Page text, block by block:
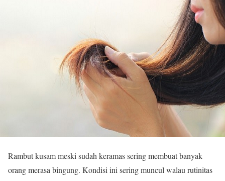
Rambut kusam meski sudah keramas sering membuat banyak
orang merasa bingung. Kondisi ini sering muncul walau rutinitas